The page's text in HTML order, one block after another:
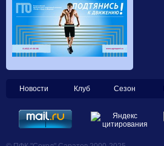
Новости Клуб Сезон